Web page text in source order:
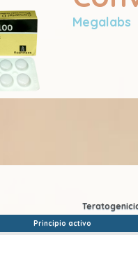
Megalabs
Principio activo